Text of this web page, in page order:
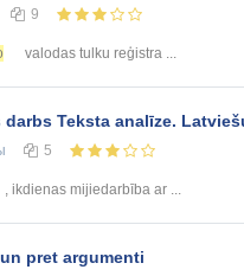
9
valodas tulku reģistra ...
Teksta analīze.
5
, ikdienas mijiedarbība ar ...
pret argumenti